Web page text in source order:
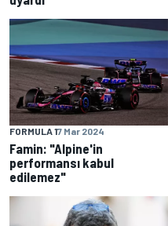
FORMULA 17 Mar 2024
Famin: "Alpine'in
performansı kabul
edilemez"